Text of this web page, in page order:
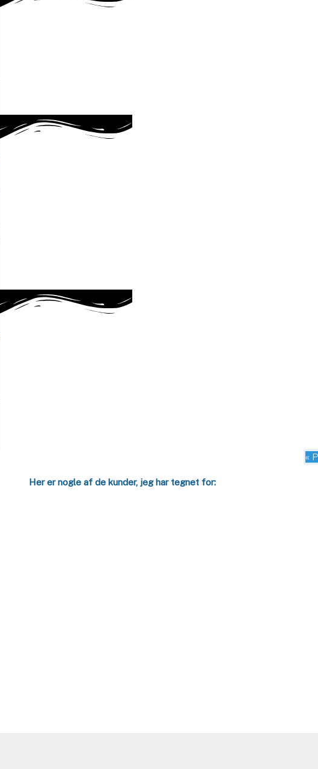
«
Her er nogle af de kunder, jeg har tegnet for: